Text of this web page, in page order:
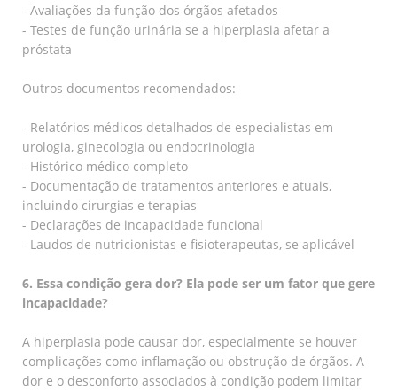
- Avaliações da função dos órgãos afetados
- Testes de função urinária se a hiperplasia afetar a
próstata
Outros documentos recomendados:
- Relatórios médicos detalhados de especialistas em
urologia, ginecologia ou endocrinologia
- Histórico médico completo
- Documentação de tratamentos anteriores e atuais,
incluindo cirurgias e terapias
- Declarações de incapacidade funcional
- Laudos de nutricionistas e fisioterapeutas, se aplicável
6. Essa condição gera dor? Ela pode ser um fator que gere
incapacidade?
A hiperplasia pode causar dor, especialmente se houver
complicações como inflamação ou obstrução de órgãos. A
dor e o desconforto associados à condição podem limitar